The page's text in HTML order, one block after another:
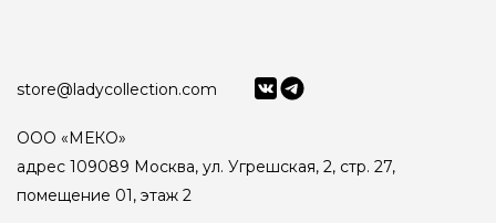
store@ladycollection.com
ООО «МЕКО»
адрес 109089 Москва, ул. Угрешская, 2, стр. 27,
помещение 01, этаж 2